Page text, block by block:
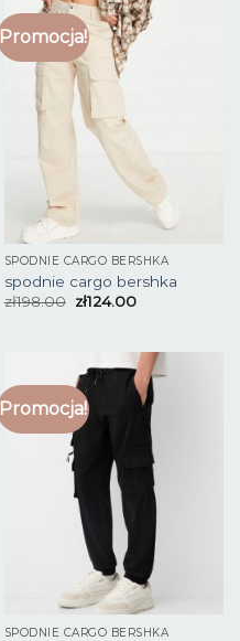
Promocja!
SPODNIE CARGO BERSHKA
spodnie cargo bershka
zł198.00 zł124.00
Promocja!
SPODNIE CARGO BERSHKA